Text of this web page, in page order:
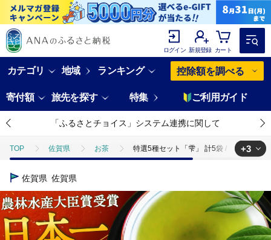
ログイン 新規登録 カート
カテゴリ 地域 ランキング 控除額を調べる
寄付額 旅先を探す 特集 ご利用ガイド
「ふるさとチョイス」システム連携に関して
TOP 佐賀県 お茶 特選5種セット「雫」 計5袋 / お茶 / 佐賀
TOP
TOP 飲料（酒以外） ソフトドリンク 特選5種セット「雫
TOP 飲料（酒以外） ソフトドリンク 特選5種
+3
佐賀県 佐賀県